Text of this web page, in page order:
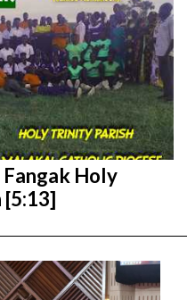
Fangak Holy